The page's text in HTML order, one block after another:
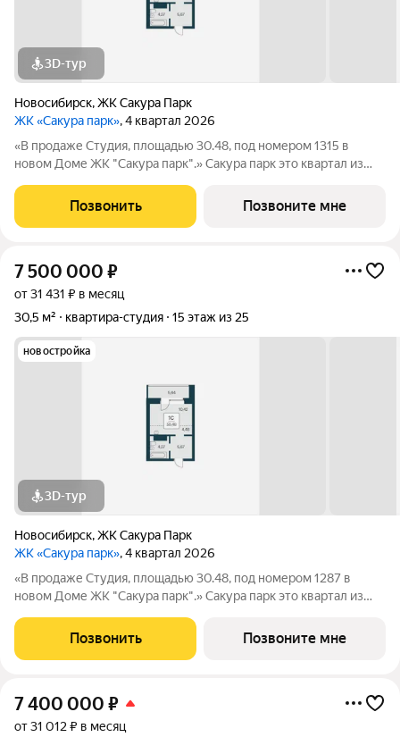
3D-тур
Новосибирск,ЖК Сакура Парк
ЖК «Сакура парк», 4 квартал 2026
«В продаже Студия, площадью 30.48, под номером 1315 в
новом Доме ЖК "Сакура парк".» Сакура парк это квартал из
новом центре, в шаговой доступности от станции метро
«Октябрьская». Камерное
Позвонить Позвоните мне
7 500 000 ₽
от 31 431 ₽ в месяц
30,5 м²
квартира-студия 15 этаж из 25
новостройка
3D-тур
Новосибирск,ЖК Сакура Парк
ЖК «Сакура парк», 4 квартал 2026
«В продаже Студия, площадью 30.48, под номером 1287 в
новом Доме ЖК "Сакура парк".» Сакура парк это квартал из
новом центре, в шаговой доступности от станции метро
«Октябрьская». Камерное
Позвонить Позвоните мне
7 400 000 ₽
от 31 012 ₽ в месяц